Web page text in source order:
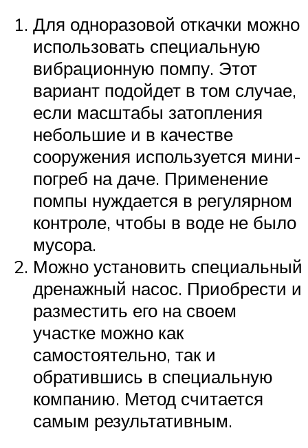
Для одноразовой откачки можно
использовать специальную
вибрационную помпу. Этот
вариант подойдет в том случае,
если масштабы затопления
небольшие и в качестве
сооружения используется мини-
погреб на даче. Применение
помпы нуждается в регулярном
контроле, чтобы в воде не было
мусора.
Можно установить специальный
дренажный насос. Приобрести и
разместить его на своем
участке можно как
самостоятельно, так и
обратившись в специальную
компанию. Метод считается
самым результативным.